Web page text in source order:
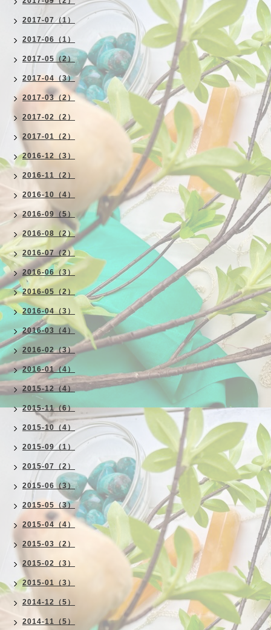
2017-07（1）
2017-06（1）
2017-05（2）
2017-04（3）
2017-03（2）
2017-02（2）
2017-01（2）
2016-12（3）
2016-11（2）
2016-10（4）
2016-09（5）
2016-08（2）
2016-07（2）
2016-06（3）
2016-05（2）
2016-04（3）
2016-03（4）
2016-02（3）
2016-01（4）
2015-12（4）
2015-11（6）
2015-10（4）
2015-09（1）
2015-07（2）
2015-06（3）
2015-05（3）
2015-04（4）
2015-03（2）
2015-02（3）
2015-01（3）
2014-12（5）
2014-11（5）